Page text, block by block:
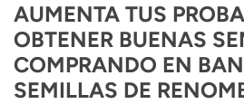
AUMENTA TUS
OBTENER BUENAS
COMPRANDO EN
SEMILLAS DE